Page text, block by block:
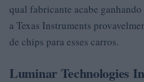
qual fabricante acabe
a Texas Instruments
de chips para esses carros.
Luminar Technologies